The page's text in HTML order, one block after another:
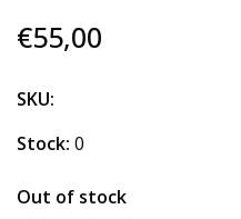
€55,00
SKU:
Stock: 0
Out of stock